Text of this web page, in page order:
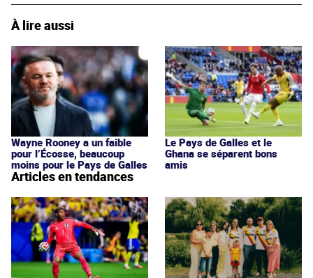
À lire aussi
Wayne Rooney a un faible
pour l’Écosse, beaucoup
moins pour le Pays de Galles
Le Pays de Galles et le
Ghana se séparent bons
amis
Articles en tendances